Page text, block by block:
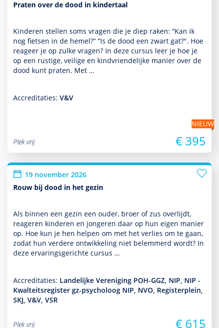
Praten over de dood in kindertaal
Kinderen stellen soms vragen die je diep raken: “Kan ik
nog fietsen in de hemel?” “Is de dood een zwart gat?". Hoe
reageer je op zulke vragen? In deze cursus leer je hoe je
op een rustige, veilige en kindvriendelijke manier over de
dood kunt praten. Met …
Accreditaties: V&V
NIEUW
Plek vrij
€ 395
19 november 2026
Rouw bij dood in het gezin
Als binnen een gezin een ouder, broer of zus overlijdt,
reageren kin­de­ren en jongeren daar op hun eigen manier
op. Hoe kun je hen helpen om met het verlies om te gaan,
zodat hun verdere ont­wikke­ling niet belemmerd wordt? In
deze ervaringsgerichte cursus …
Accreditaties: Landelijke Vereniging POH-GGZ, NIP, NIP -
Kwalteitsregister gz-psycholoog NIP, NVO, Registerplein,
SKJ, V&V, VSR
Plek vrij € 615